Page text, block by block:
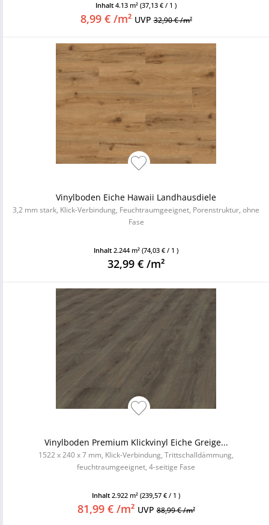
Inhalt 4.13 m² (37,13 € / 1 )
8,99 € /m² UVP32,90 € /m²
Vinylboden Eiche Hawaii Landhausdiele
3,2 mm stark, Klick-Verbindung, Feuchtraumgeeignet, Porenstruktur, ohne
Fase
Inhalt 2.244 m² (74,03 € / 1 )
32,99 € /m²
Vinylboden Premium Klickvinyl Eiche Greige...
1522 x 240 x 7 mm, Klick-Verbindung, Trittschalldämmung,
feuchtraumgeeignet, 4-seitige Fase
Inhalt 2.922 m² (239,57 € / 1 )
81,99 € /m² UVP88,99 € /m²